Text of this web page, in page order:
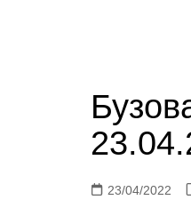
23/04/2022